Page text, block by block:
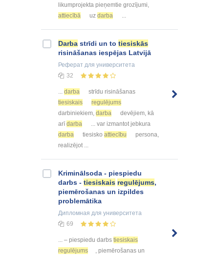
likumprojekta pieņemtie grozījumi,
attiecībā
uz darba ...
Darba strīdi un to tiesiskās
risināšanas iespējas Latvijā
Реферат для университета
32
darba
strīdu risināšanas
tiesiskais
regulējums
darbiniekiem, darba
devējiem, kā
arīdarba
... var izmantot jebkura
darba
tiesisko attiecību
persona,
realizējot ...
Kriminālsoda - piespiedu
darbs - tiesiskais regulējums,
piemērošanas un izpildes
problemātika
Дипломная для университета
69
... – piespiedu darbs tiesiskais
regulējums
, piemērošanas un